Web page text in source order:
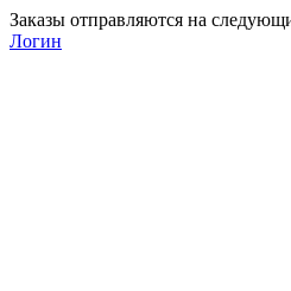
Заказы отправляются на
Логин